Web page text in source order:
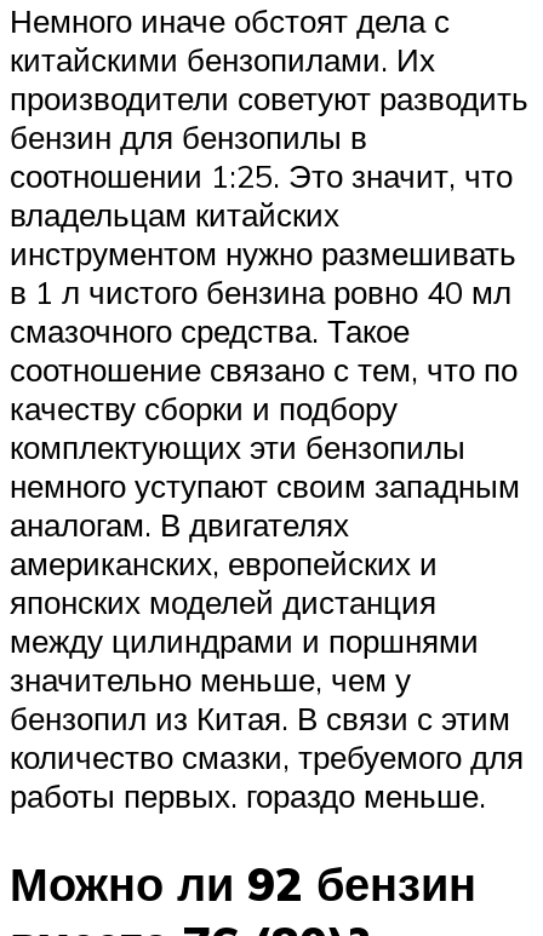
Немного иначе обстоят дела с
китайскими бензопилами. Их
производители советуют разводить
бензин для бензопилы в
соотношении 1:25. Это значит, что
владельцам китайских
инструментом нужно размешивать
в 1 л чистого бензина ровно 40 мл
смазочного средства. Такое
соотношение связано с тем, что по
качеству сборки и подбору
комплектующих эти бензопилы
немного уступают своим западным
аналогам. В двигателях
американских, европейских и
японских моделей дистанция
между цилиндрами и поршнями
значительно меньше, чем у
бензопил из Китая. В связи с этим
количество смазки, требуемого для
работы первых. гораздо меньше.
Можно ли 92 бензин